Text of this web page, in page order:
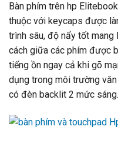
Bàn phím trên hp
thuộc với keycaps được
trình sâu, độ nẩy tốt
cách giữa các phím được
tiếng ồn ngay cả khi gõ
dụng trong môi trường
có đèn backlit 2 mức sáng.